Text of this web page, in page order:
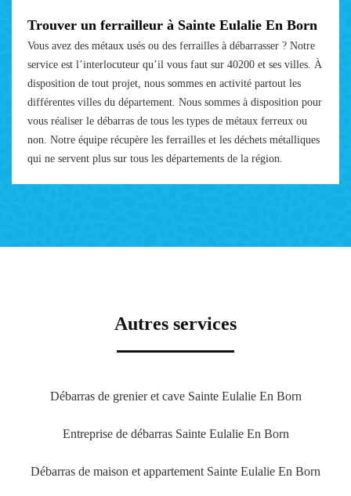
Trouver un ferrailleur à Sainte Eulalie En Born
Vous avez des métaux usés ou des ferrailles à débarrasser ? Notre
service est l’interlocuteur qu’il vous faut sur 40200 et ses villes. À
disposition de tout projet, nous sommes en activité partout les
différentes villes du département. Nous sommes à disposition pour
vous réaliser le débarras de tous les types de métaux ferreux ou
non. Notre équipe récupère les ferrailles et les déchets métalliques
qui ne servent plus sur tous les départements de la région.
Autres services
Débarras de grenier et cave Sainte Eulalie En Born
Entreprise de débarras Sainte Eulalie En Born
Débarras de maison et appartement Sainte Eulalie En Born